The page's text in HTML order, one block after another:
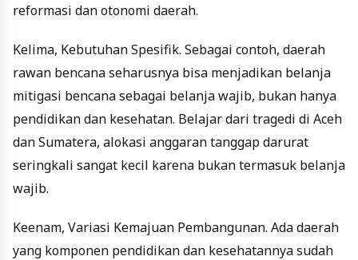
reformasi dan otonomi daerah.
Kelima, Kebutuhan Spesifik. Sebagai contoh, daerah
rawan bencana seharusnya bisa menjadikan belanja
mitigasi bencana sebagai belanja wajib, bukan hanya
pendidikan dan kesehatan. Belajar dari tragedi di Aceh
dan Sumatera, alokasi anggaran tanggap darurat
seringkali sangat kecil karena bukan termasuk belanja
wajib.
Keenam, Variasi Kemajuan Pembangunan. Ada daerah
yang komponen pendidikan dan kesehatannya sudah